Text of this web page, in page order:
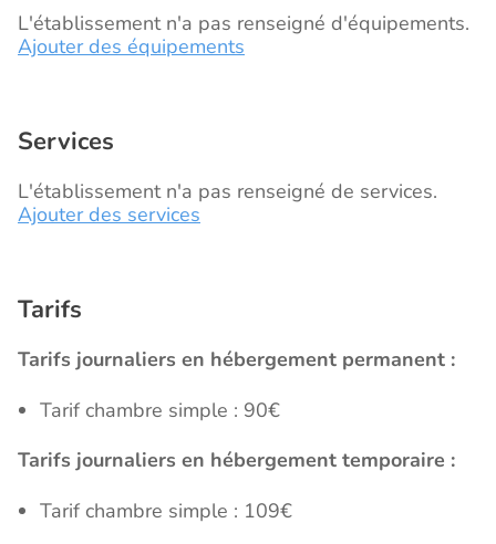
L'établissement n'a pas renseigné d'équipements.
Ajouter des équipements
Services
L'établissement n'a pas renseigné de services.
Ajouter des services
Tarifs
Tarifs journaliers en hébergement permanent :
Tarif chambre simple : 90€
Tarifs journaliers en hébergement temporaire :
Tarif chambre simple : 109€